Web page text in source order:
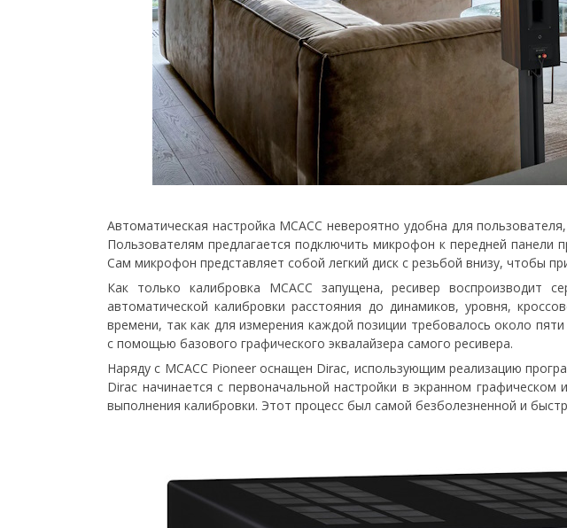
Автоматическая настройка MCACC невероятно удобна для
Пользователям предлагается подключить микрофон к передней панели
Сам микрофон представляет собой легкий диск с резьбой внизу, чтобы
Как только калибровка MCACC запущена, ресивер воспроизводит
автоматической калибровки расстояния до динамиков, уровня,
времени, так как для измерения каждой позиции требовалось около
с помощью базового графического эквалайзера самого ресивера.
Наряду с MCACC Pioneer оснащен Dirac, использующим реализацию
Dirac начинается с первоначальной настройки в экранном
выполнения калибровки. Этот процесс был самой безболезненной и